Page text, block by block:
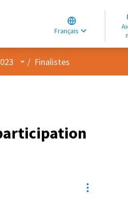
Français
Choose language
Choisir la langue
Elegir el idioma
Aidez-
Menu utilisateur
/ Finalistes